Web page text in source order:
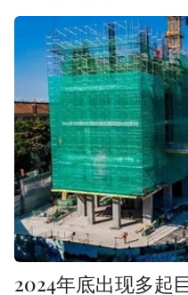
2024年底出现多起